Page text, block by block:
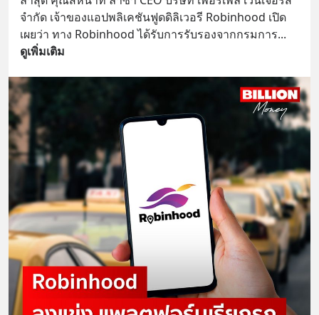
จำกัด เจ้าของแอปพลิเคชันฟูดดิลิเวอรี Robinhood เปิด
เผยว่า ทาง Robinhood ได้รับการรับรองจากกรมการ...
ดูเพิ่มเติม